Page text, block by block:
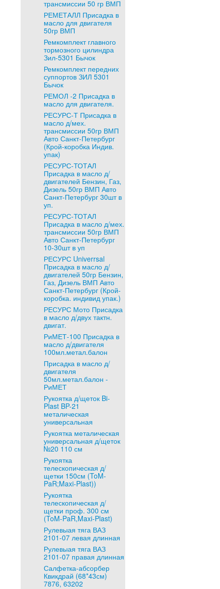
трансмиссии 50 гр ВМП
РЕМЕТАЛЛ Присадка в
масло для двигателя
50гр ВМП
Ремкомплект главного
тормозного цилиндра
Зил-5301 Бычок
Ремкомплект передних
суппортов ЗИЛ 5301
Бычок
РЕМОЛ -2 Присадка в
масло для двигателя.
РЕСУРС-Т Присадка в
масло д/мех.
трансмиссии 50гр ВМП
Авто Санкт-Петербург
(Крой-коробка Индив.
упак)
РЕСУРС-ТОТАЛ
Присадка в масло д/
двигателей Бензин, Газ,
Дизель 50гр ВМП Авто
Санкт-Петербург 30шт в
уп.
РЕСУРС-ТОТАЛ
Присадка в масло д/мех.
трансмиссии 50гр ВМП
Авто Санкт-Петербург
10-30шт в уп
РЕСУРС Univerrsal
Присадка в масло д/
двигателей 50гр Бензин,
Газ, Дизель ВМП Авто
Санкт-Петербург (Крой-
коробка. индивид упак.)
РЕСУРС Мото Присадка
в масло д/двух тактн.
двигат.
РиМЕТ-100 Присадка в
масло д/двигателя
100мл.метал.балон
Присадка в масло д/
двигателя
50мл.метал.балон -
РиМЕТ
Рукоятка д/щеток Bi-
Plast BP-21
металическая
универсальная
Рукоятка металическая
универсальная д/щеток
№20 110 см
Рукоятка
телескопическая д/
щетки 150см (ToM-
PaR;Maxi-Plast))
Рукоятка
телескопическая д/
щетки проф. 300 см
(ToM-PaR,Maxi-Plast)
Рулевыая тяга ВАЗ
2101-07 левая длинная
Рулевыая тяга ВАЗ
2101-07 правая длинная
Салфетка-абсорбер
Квикдрай (68*43см)
7876, 63202